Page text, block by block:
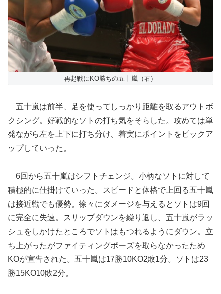
再起戦にKO勝ちの五十嵐（右）
五十嵐は前半、足を使ってしっかり距離を取るアウトボ
クシング。好戦的なソトの打ち気をそらした。攻めては単
発ながら左を上下に打ち分け、着実にポイントをピックア
ップしていった。
6回から五十嵐はシフトチェンジ。小柄なソトに対して
積極的に仕掛けていった。スピードと体格で上回る五十嵐
は接近戦でも優勢。徐々にダメージを与えるとソトは9回
に完全に失速。スリップダウンを繰り返し、五十嵐がラッ
シュをしかけたところでソトはもつれるようにダウン。立
ち上がったがファイティングポーズを取らなかったため
KOが宣告された。五十嵐は17勝10KO2敗1分。ソトは23
勝15KO10敗2分。